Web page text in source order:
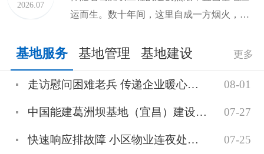
2026.07
运而生。数十年间，这里自成一方烟火，形
基地服务 基地管理 基地建设 更多
走访慰问困难老兵 传递企业暖心关怀 08-01
中国能建葛洲坝基地（宜昌）建设发展有限公司物业分公司严阵以待 全力应对极端天气与自然灾害 07-27
快速响应排故障 小区物业连夜处置停电险情获点赞 07-25